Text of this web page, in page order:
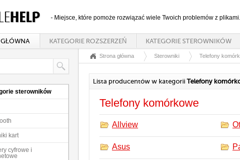
- Miejsce, które pomoże rozwiązać wiele Twoich problemów z plikami.
KATEGORIE ROZSZERZEŃ KATEGORIE STEROWNIKÓW
sterowników
kart
cyfrowe i
Strona główna Sterowniki Telefony
Lista producentów w kategorii Telefony
Telefony komórkowe
Allview
Asus